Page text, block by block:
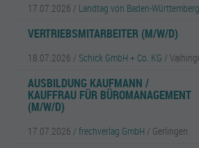
17.07.2026 / Landtag von Baden-Württemberg
VERTRIEBSMITARBEITER (M/W/D)
18.07.2026 / Schick GmbH + Co. KG /
AUSBILDUNG KAUFMANN /
KAUFFRAU FÜR BÜROMANAGEMENT
(M/W/D)
17.07.2026 / frechverlag GmbH / Gerlingen